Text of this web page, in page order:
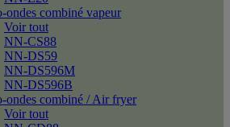
ondes combiné vapeur
Voir tout
NN-CS88
NN-DS59
NN-DS596M
NN-DS596B
ondes combiné / Air fryer
Voir tout